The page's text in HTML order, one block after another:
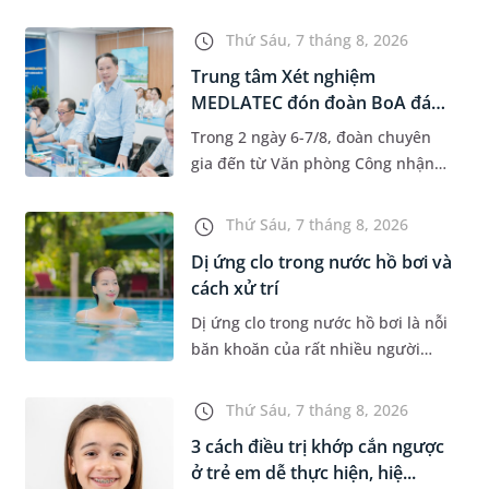
mắc bệnh, nhiều người thường
băn khoăn u nang tuyến v...
Thứ Sáu, 7 tháng 8, 2026
Trung tâm Xét nghiệm
MEDLATEC đón đoàn BoA đánh
giá giám...
Trong 2 ngày 6-7/8, đoàn chuyên
gia đến từ Văn phòng Công nhận
nhận và đánh giá cao nỗ lực duy trì
hệ thống quản lý chất lượ...
Thứ Sáu, 7 tháng 8, 2026
Dị ứng clo trong nước hồ bơi và
cách xử trí
Dị ứng clo trong nước hồ bơi là nỗi
băn khoăn của rất nhiều người
trường hợp thường xuyên bơi ở
những hồ bơi nhân tạo. Bài v...
Thứ Sáu, 7 tháng 8, 2026
3 cách điều trị khớp cắn ngược
ở trẻ em dễ thực hiện, hiệ...